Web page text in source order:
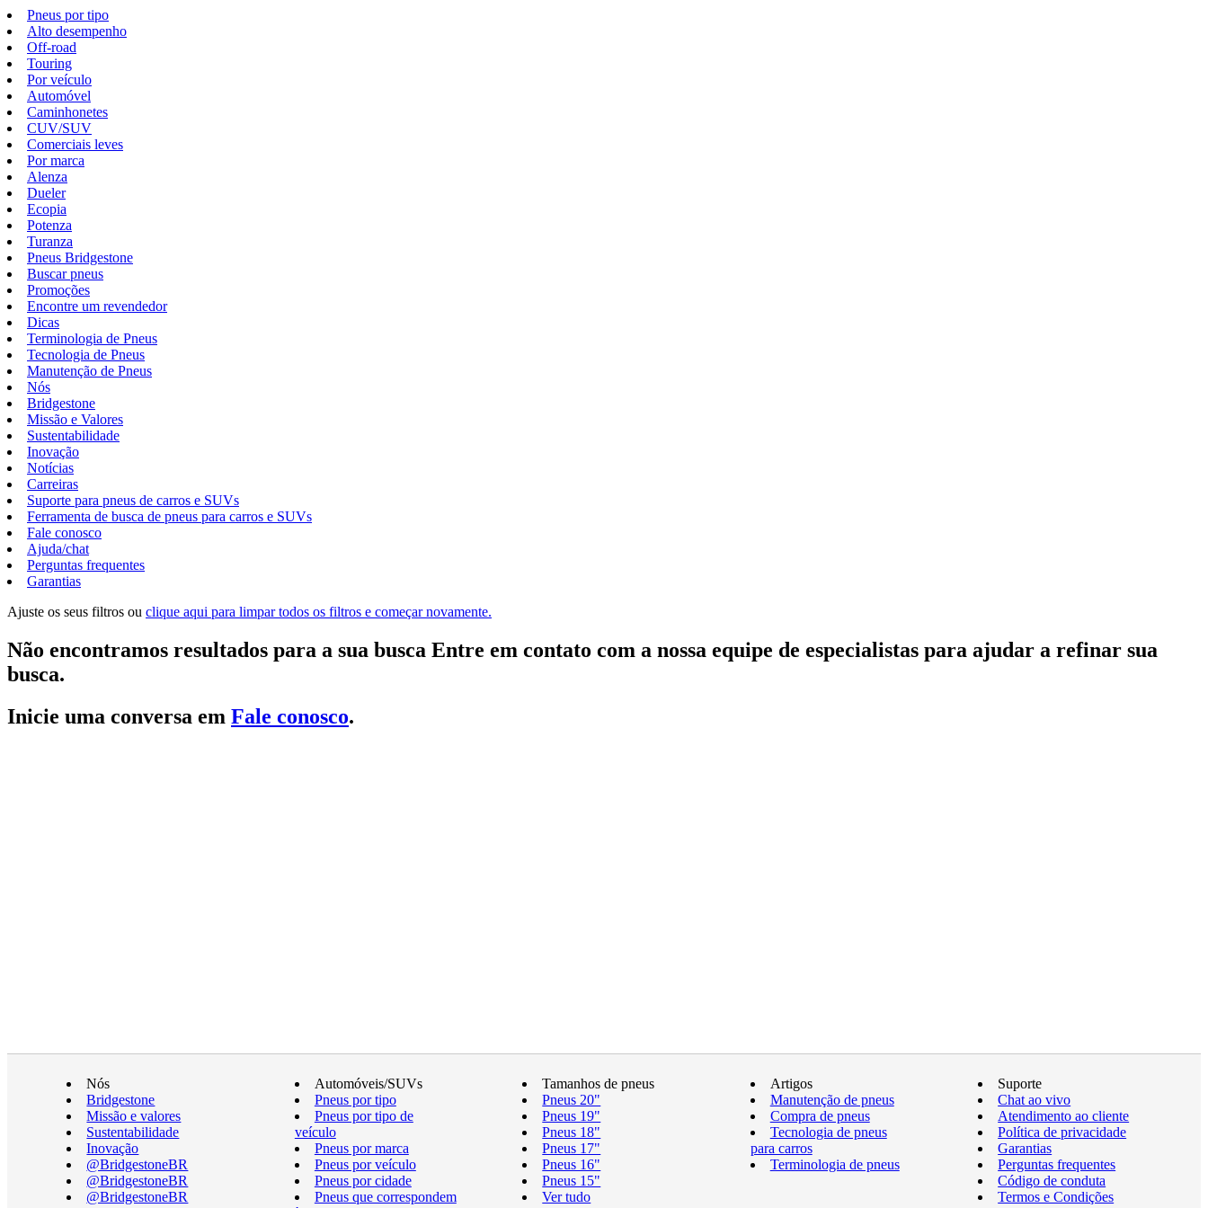
Pneus por tipo
Alto desempenho
Off-road
Touring
Por veículo
Automóvel
Caminhonetes
CUV/SUV
Comerciais leves
Por marca
Alenza
Dueler
Ecopia
Potenza
Turanza
Pneus Bridgestone
Buscar pneus
Promoções
Encontre um revendedor
Dicas
Terminologia de Pneus
Tecnologia de Pneus
Manutenção de Pneus
Nós
Bridgestone
Missão e Valores
Sustentabilidade
Inovação
Notícias
Carreiras
Suporte para pneus de carros e SUVs
Ferramenta de busca de pneus para carros e SUVs
Fale conosco
Ajuda/chat
Perguntas frequentes
Garantias
Ajuste os seus filtros ou clique aqui para limpar todos os filtros e começar novamente.
Não encontramos resultados para a sua busca Entre em contato com a nossa equipe de especialistas para ajudar a refinar sua
busca.
Inicie uma conversa em Fale conosco.
Nós
Bridgestone
Missão e valores
Sustentabilidade
Inovação
@BridgestoneBR
@BridgestoneBR
@BridgestoneBR
Automóveis/SUVs
Pneus por tipo
Pneus por tipo de
veículo
Pneus por marca
Pneus por veículo
Pneus por cidade
Pneus que correspondem
Tamanhos de pneus
Pneus 20"
Pneus 19"
Pneus 18"
Pneus 17"
Pneus 16"
Pneus 15"
Ver tudo
Artigos
Manutenção de pneus
Compra de pneus
Tecnologia de pneus
para carros
Terminologia de pneus
Suporte
Chat ao vivo
Atendimento ao cliente
Política de privacidade
Garantias
Perguntas frequentes
Código de conduta
Termos e Condições